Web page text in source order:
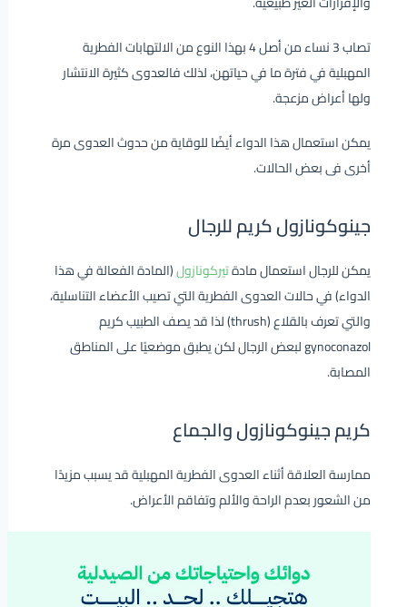
تصاب 3 نساء من أصل 4 بهذا النوع من الالتهابات الفطرية
المهبلية في فترة ما في حياتهن، لذلك فالعدوى كثيرة الانتشار
ولها أعراض مزعجة.
يمكن استعمال هذا الدواء أيضًا للوقاية من حدوث العدوى مرة
أخرى فى بعض الحالات.
جينوكونازول كريم للرجال
يمكن للرجال استعمال مادةتيركونازول(المادة الفعالة في هذا
الدواء) في حالات العدوى الفطرية التي تصيب الأعضاء التناسلية،
والتي تعرف بالقلاع (thrush) لذا قد يصف الطبيب كريم
gynoconazol لبعض الرجال لكن يطبق موضعيًا على المناطق
المصابة.
كريم جينوكونازول والجماع
ممارسة العلاقة أثناء العدوى الفطرية المهبلية قد يسبب مزيدًا
من الشعور بعدم الراحة والألم وتفاقم الأعراض.